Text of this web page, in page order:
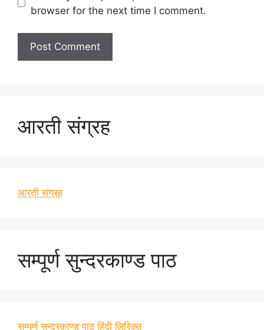
browser for the next time I comment.
आरती संग्रह
आरती संग्रह
सम्पूर्ण सुन्दरकाण्ड पाठ
सम्पूर्ण सुन्दरकाण्ड पाठ हिंदी लिरिक्स